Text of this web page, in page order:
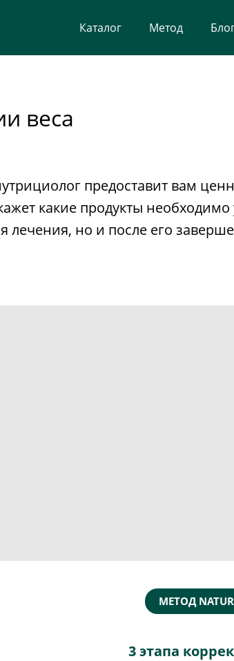
Каталог Метод
веса
предоставит вам
какие продукты
лечения, но и после его
МЕТОД
3 этапа